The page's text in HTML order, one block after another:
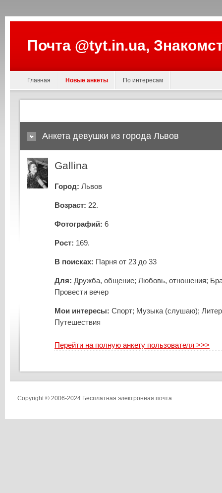
Почта @tyt.in.ua,
Главная Новые анкеты По интересам
Анкета девушки из города Львов
Gallina
Город: Львов
Возраст: 22.
Фотографий: 6
Рост: 169.
В поисках: Парня от 23 до 33
Для: Дружба, общение; Любовь, отношения;
Провести вечер
Мои интересы: Спорт; Музыка (слушаю);
Путешествия
Перейти на полную анкету пользователя >>>
Copyright © 2006-2024 Бесплатная электронная почта